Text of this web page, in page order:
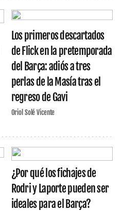
Los primeros descartados
de Flick en la pretemporada
del Barça: adiós a tres
perlas de la Masía tras el
regreso de Gavi
Oriol Solé Vicente
¿Por qué los fichajes de
Rodri y Laporte pueden ser
ideales para el Barça?